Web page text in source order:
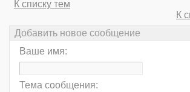
К списку тем
К
Добавить новое сообщение
Ваше имя:
Тема сообщения: